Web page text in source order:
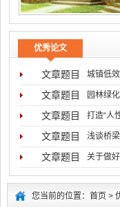
优秀论文
城镇低
文章题目
园林绿
文章题目
打造“人
文章题目
浅谈桥
文章题目
关于做
文章题目
您当前的位置： 首页 >